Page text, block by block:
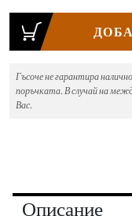
Гъсоче не гарантира
поръчката. В случай на
Вас.
Описание